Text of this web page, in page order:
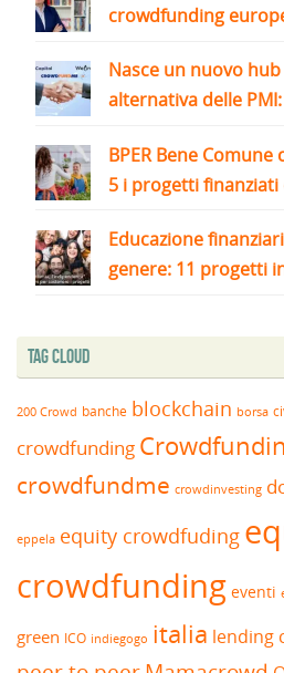
crowdfunding
Nasce un nuovo
alternativa delle
BPER Bene
5 i progetti finanziati
Educazione
genere: 11 progetti
Tag Cloud
200 Crowd banche blockchain borsa
crowdfunding
crowdfundme crowdinvesting
eppela equity crowdfuding
crowdfunding eventi
green ICO indiegogo italia lending